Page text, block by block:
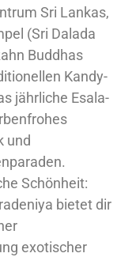
Sri Lankas,
(Sri Dalada
Buddhas
Kandy-
jährliche Esala-
und
Schönheit:
bietet dir
exotischer